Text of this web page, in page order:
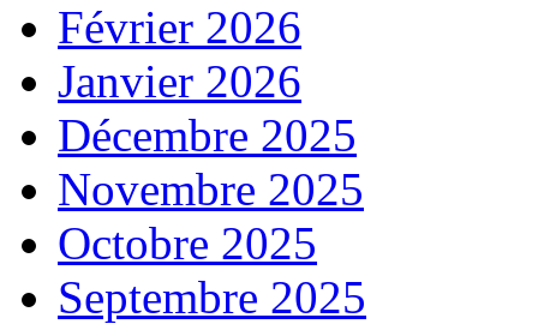
Février 2026
Janvier 2026
Décembre 2025
Novembre 2025
Octobre 2025
Septembre 2025